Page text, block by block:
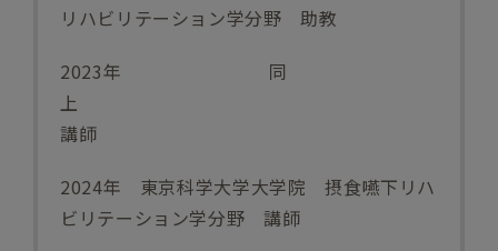
リハビリテーション学分野 助教
2023年 同
上
講師
2024年 東京科学大学大学院 摂食嚥下リハ
ビリテーション学分野 講師